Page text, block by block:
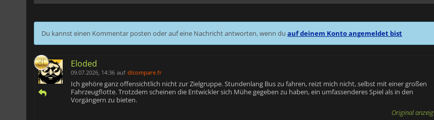
Du kannst einen Kommentar posten oder auf eine Nachricht antworten, wenn du auf deinem Konto angemeldet bist
Eloded
09.07.2026, 14:36 auf dlcompare.fr
Ich gehöre ganz offensichtlich nicht zur Zielgruppe. Stundenlang Bus zu fahren, reizt mich nicht, selbst mit einer großen
Fahrzeugflotte. Trotzdem scheinen die Entwickler sich Mühe gegeben zu haben, ein umfassenderes Spiel als in den
Vorgängern zu bieten.
Original